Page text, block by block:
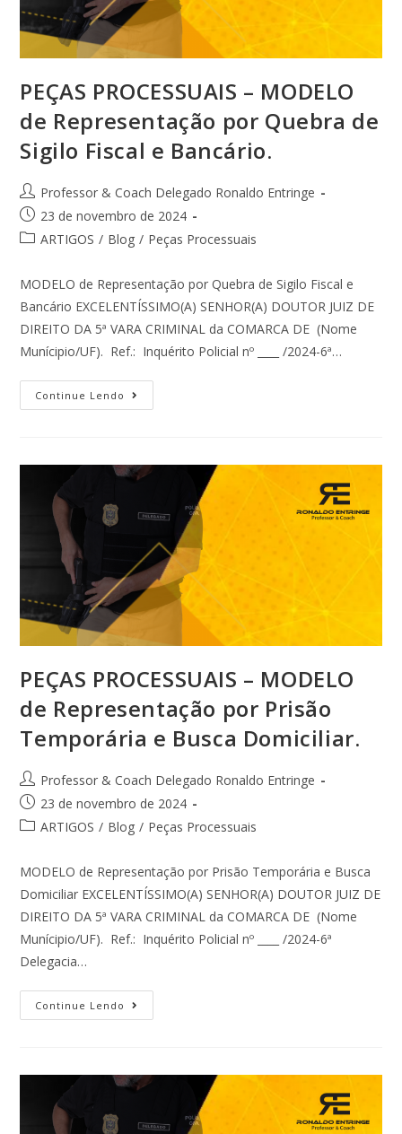
PEÇAS PROCESSUAIS – MODELO
de Representação por Quebra de
Sigilo Fiscal e Bancário.
Professor & Coach Delegado Ronaldo Entringe
23 de novembro de 2024
ARTIGOS / Blog / Peças Processuais
MODELO de Representação por Quebra de Sigilo Fiscal e
Bancário EXCELENTÍSSIMO(A) SENHOR(A) DOUTOR JUIZ DE
DIREITO DA 5ª VARA CRIMINAL da COMARCA DE (Nome
Munícipio/UF). Ref.: Inquérito Policial nº ____ /2024-6ª…
Continue Lendo
PEÇAS PROCESSUAIS – MODELO
de Representação por Prisão
Temporária e Busca Domiciliar.
Professor & Coach Delegado Ronaldo Entringe
23 de novembro de 2024
ARTIGOS / Blog / Peças Processuais
MODELO de Representação por Prisão Temporária e Busca
Domiciliar EXCELENTÍSSIMO(A) SENHOR(A) DOUTOR JUIZ DE
DIREITO DA 5ª VARA CRIMINAL da COMARCA DE (Nome
Munícipio/UF). Ref.: Inquérito Policial nº ____ /2024-6ª
Delegacia…
Continue Lendo